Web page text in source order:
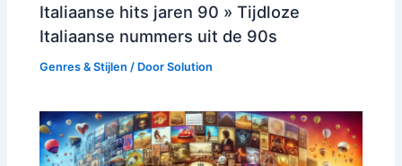
Italiaanse hits jaren 90 » Tijdloze
Italiaanse nummers uit de 90s
Genres & Stijlen / DoorSolution